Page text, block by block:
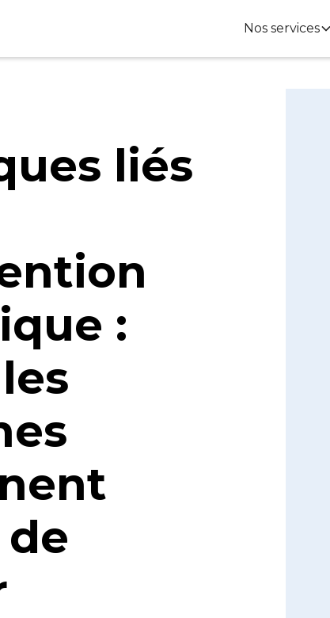
Nos services
liés
: